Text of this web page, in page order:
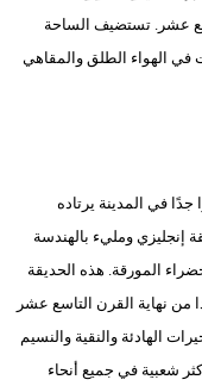
عشر. تستضيف الساحة
في الهواء الطلق والمقاهي
جدًا في المدينة يرتاده
إنجليزي ومليء بالهندسة
المورقة. هذه الحديقة
من نهاية القرن التاسع عشر
الهادئة والنقية والنسيم
شعبية في جميع أنحاء